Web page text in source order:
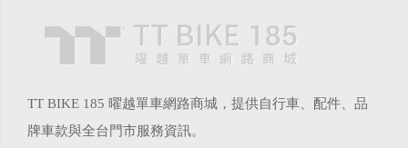
TT BIKE 185 曜越單車網路商城，提供自行車、配件、品
牌車款與全台門市服務資訊。